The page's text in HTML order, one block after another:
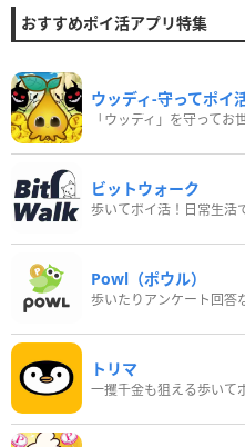
おすすめポイ活アプリ特集
ウッディ‐守ってポイ
「ウッディ」を守ってお
ビットウォーク
Powl（ポウル）
トリマ
一攫千金も狙える歩いて